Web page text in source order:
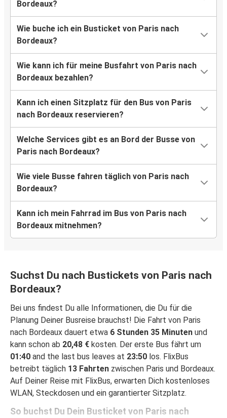
Bordeaux?
Wie buche ich ein Busticket von Paris nach
Bordeaux?
Wie kann ich für meine Busfahrt von Paris nach
Bordeaux bezahlen?
Kann ich einen Sitzplatz für den Bus von Paris
nach Bordeaux reservieren?
Welche Services gibt es an Bord der Busse von
Paris nach Bordeaux?
Wie viele Busse fahren täglich von Paris nach
Bordeaux?
Kann ich mein Fahrrad im Bus von Paris nach
Bordeaux mitnehmen?
Suchst Du nach Bustickets von Paris nach
Bordeaux?
Bei uns findest Du alle Informationen, die Du für die
Planung Deiner Busreise brauchst! Die Fahrt von Paris
nach Bordeaux dauert etwa 6 Stunden 35 Minuten und
kann schon ab 20,48 € kosten. Der erste Bus fährt um
01:40 and the last bus leaves at 23:50 los. FlixBus
betreibt täglich 13 Fahrten zwischen Paris und Bordeaux.
Auf Deiner Reise mit FlixBus, erwarten Dich kostenloses
WLAN, Steckdosen und ein garantierter Sitzplatz.
So buchst Du Dein Busticket von Paris nach